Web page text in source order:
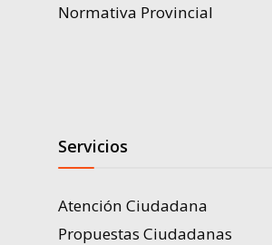
Normativa Provincial
Servicios
Atención Ciudadana
Propuestas Ciudadanas